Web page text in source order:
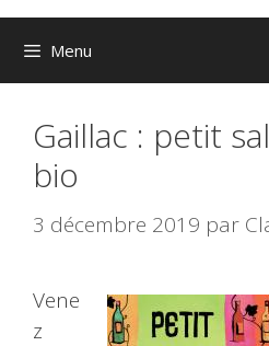
Menu
Gaillac : petit
bio
3 décembre 2019 par
Vene
z